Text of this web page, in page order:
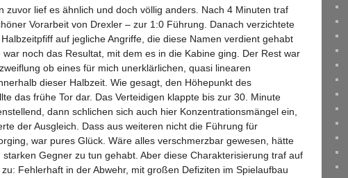
zuvor lief es ähnlich und doch völlig anders. Nach 4 Minuten traf
Vorarbeit von Drexler – zur 1:0 Führung. Danach verzichtete
auf jegliche Angriffe, die diese Namen verdient gehabt
war noch das Resultat, mit dem es in die Kabine ging. Der Rest war
ob eines für mich unerklärlichen, quasi linearen
dieser Halbzeit. Wie gesagt, den Höhepunkt des
das frühe Tor dar. Das Verteidigen klappte bis zur 30. Minute
dann schlichen sich auch hier Konzentrationsmängel ein,
der Ausgleich. Dass aus weiteren nicht die Führung für
war pures Glück. Wäre alles verschmerzbar gewesen, hätte
starken Gegner zu tun gehabt. Aber diese Charakterisierung traf auf
Fehlerhaft in der Abwehr, mit großen Defiziten im Spielaufbau